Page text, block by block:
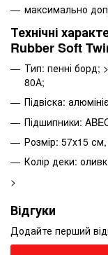
максимально
Технічні
Rubber Soft
Тип: пенні борд;
80А;
Підвіска:
Підшипники:
Розмір: 57х15
Колір деки:
>
Відгуки
Додайте перший